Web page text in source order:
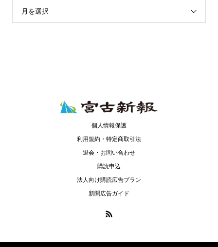
月を選択
個人情報保護
利用規約・特定商取引法
退会・お問い合わせ
購読申込
法人向け購読広告プラン
新聞広告ガイド